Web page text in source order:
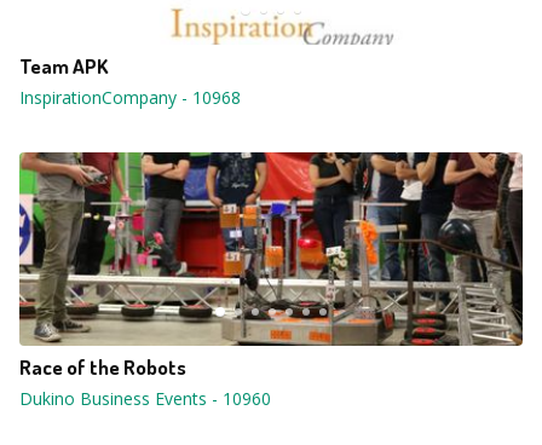
Team APK
InspirationCompany - 10968
Race of the Robots
Dukino Business Events - 10960